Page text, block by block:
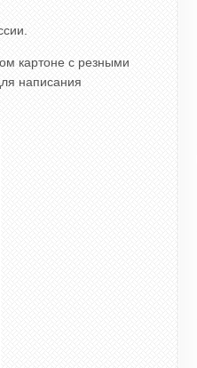
картоне с резными
написания